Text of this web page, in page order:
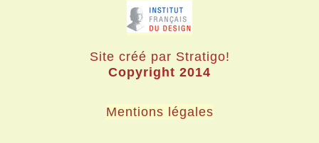
Site créé par Stratigo!
Copyright 2014
Mentions légales